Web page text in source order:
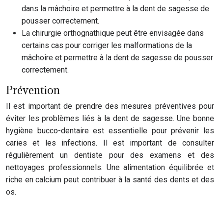
dans la mâchoire et permettre à la dent de sagesse de
pousser correctement.
La chirurgie orthognathique peut être envisagée dans
certains cas pour corriger les malformations de la
mâchoire et permettre à la dent de sagesse de pousser
correctement.
Prévention
Il est important de prendre des mesures préventives pour
éviter les problèmes liés à la dent de sagesse. Une bonne
hygiène bucco-dentaire est essentielle pour prévenir les
caries et les infections. Il est important de consulter
régulièrement un dentiste pour des examens et des
nettoyages professionnels. Une alimentation équilibrée et
riche en calcium peut contribuer à la santé des dents et des
os.